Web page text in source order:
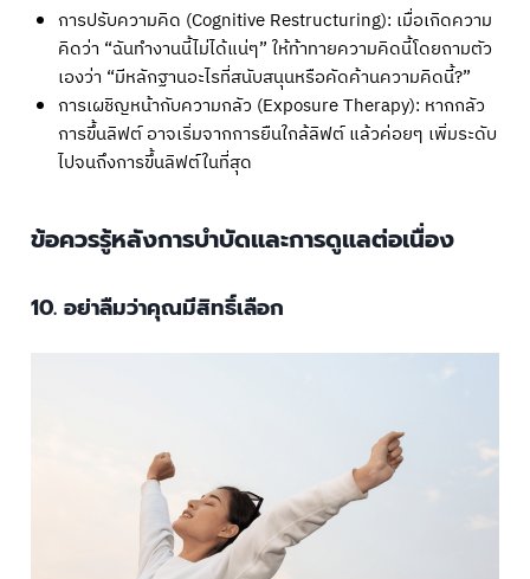
การปรับความคิด (Cognitive Restructuring): เมื่อเกิดความ
คิดว่า “ฉันทำงานนี้ไม่ได้แน่ๆ” ให้ท้าทายความคิดนี้โดยถามตัว
เองว่า “มีหลักฐานอะไรที่สนับสนุนหรือคัดค้านความคิดนี้?”
การเผชิญหน้ากับความกลัว (Exposure Therapy): หากกลัว
การขึ้นลิฟต์ อาจเริ่มจากการยืนใกล้ลิฟต์ แล้วค่อยๆ เพิ่มระดับ
ไปจนถึงการขึ้นลิฟต์ในที่สุด
ข้อควรรู้หลังการบำบัดและการดูแลต่อเนื่อง
10. อย่าลืมว่าคุณมีสิทธิ์เลือก